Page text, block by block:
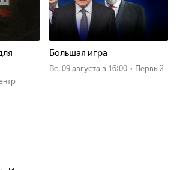
Большая игра
вс, 09 августа в 16:00 • Первый